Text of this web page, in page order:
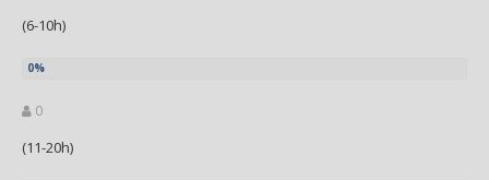
(6-10h)
0
(11-20h)